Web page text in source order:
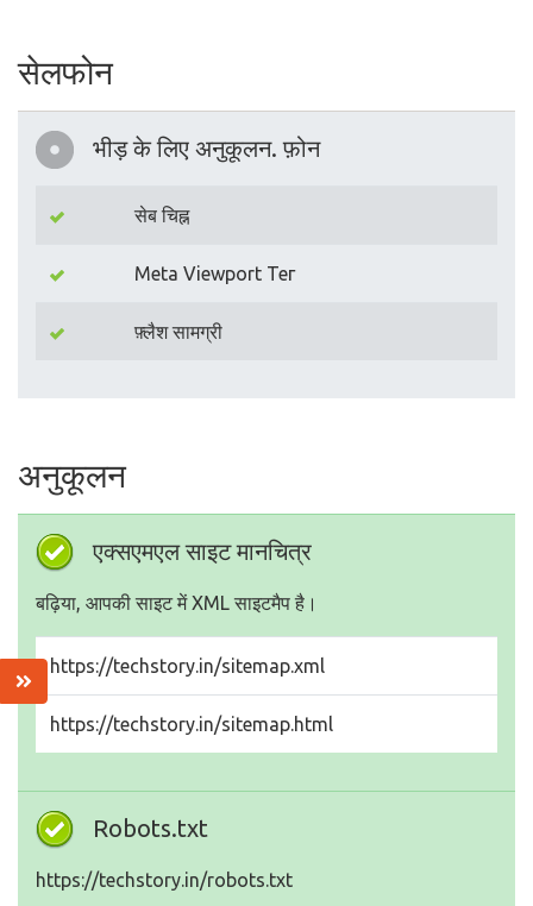
सेलफोन
भीड़ के लिए अनुकूलन. फ़ोन
सेब चिह्न
Meta Viewport Тег
फ़्लैश सामग्री
अनुकूलन
एक्सएमएल साइट मानचित्र
बढ़िया, आपकी साइट में XML साइटमैप है।
https://techstory.in/sitemap.xml
https://techstory.in/sitemap.html
Robots.txt
https://techstory.in/robots.txt